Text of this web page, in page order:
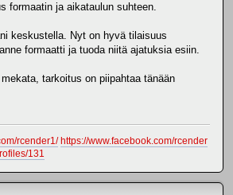
formaatin ja aikataulun suhteen.
keskustella. Nyt on hyvä tilaisuus
formaatti ja tuoda niitä ajatuksia esiin.
tarkoitus on piipahtaa tänään
rcender1/ https://www.facebook.com/rcender
131